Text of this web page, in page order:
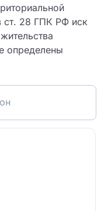
ст. 28 ГПК РФ иск
определены